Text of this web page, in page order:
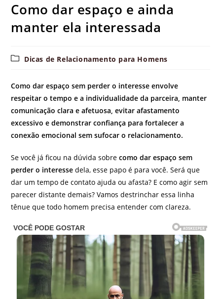
Como dar espaço e ainda
manter ela interessada
Categoria
Dicas de Relacionamento para Homens
Como dar espaço sem perder o interesse envolve
respeitar o tempo e a individualidade da parceira, manter
comunicação clara e afetuosa, evitar afastamento
excessivo e demonstrar confiança para fortalecer a
conexão emocional sem sufocar o relacionamento.
Se você já ficou na dúvida sobrecomo dar espaço sem
perder o interesse dela, esse papo é para você. Será que
dar um tempo de contato ajuda ou afasta? E como agir sem
parecer distante demais? Vamos destrinchar essa linha
tênue que todo homem precisa entender com clareza.